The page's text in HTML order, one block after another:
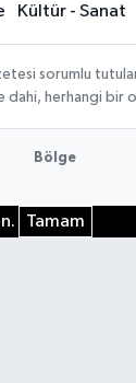
Kültür - Sanat
sorumlu
herhangi bir
Bölge
Tamam